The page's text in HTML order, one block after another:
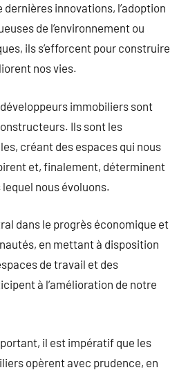
dernières innovations, l’adoption
de l’environnement ou
ils s’efforcent pour construire
nos vies.
immobiliers sont
Ils sont les
créant des espaces qui nous
et, finalement, déterminent
lequel nous évoluons.
dans le progrès économique et
en mettant à disposition
de travail et des
à l’amélioration de notre
il est impératif que les
opèrent avec prudence, en